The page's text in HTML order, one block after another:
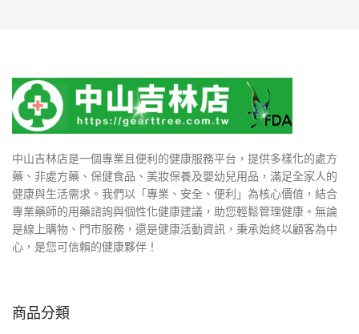
中山吉林店是一個專業且便利的健康服務平台，提供多樣化的處方
藥、非處方藥、保健食品、美妝保養及嬰幼兒用品，滿足全家人的
健康與生活需求。我們以「專業、安全、便利」為核心價值，結合
專業藥師的用藥諮詢與個性化健康建議，助您輕鬆管理健康。無論
是線上購物、門市服務，還是健康活動資訊，秉承始終以顧客為中
心，是您可信賴的健康夥伴！
商品分類